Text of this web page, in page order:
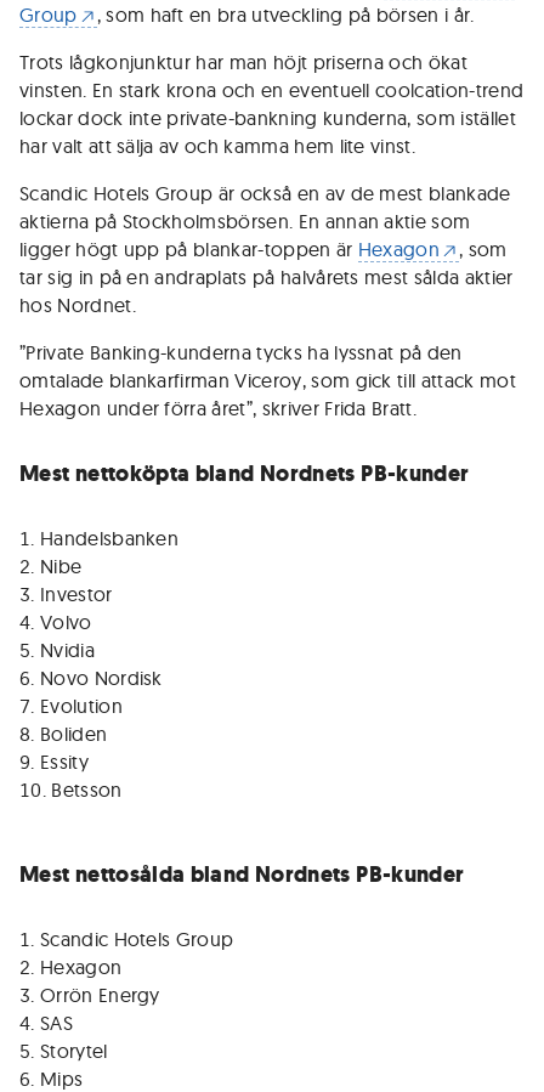
Group
, som haft en bra utveckling på börsen i år.
Trots lågkonjunktur har man höjt priserna och ökat
vinsten. En stark krona och en eventuell coolcation-trend
lockar dock inte private-bankning kunderna, som istället
har valt att sälja av och kamma hem lite vinst.
Scandic Hotels Group är också en av de mest blankade
aktierna på Stockholmsbörsen. En annan aktie som
ligger högt upp på blankar-toppen är Hexagon
, som
tar sig in på en andraplats på halvårets mest sålda aktier
hos Nordnet.
”Private Banking-kunderna tycks ha lyssnat på den
omtalade blankarfirman Viceroy, som gick till attack mot
Hexagon under förra året”, skriver Frida Bratt.
Mest nettoköpta bland Nordnets PB-kunder
Handelsbanken
Nibe
Investor
Volvo
Nvidia
Novo Nordisk
Evolution
Boliden
Essity
Betsson
Mest nettosålda bland Nordnets PB-kunder
Scandic Hotels Group
Hexagon
Orrön Energy
SAS
Storytel
Mips